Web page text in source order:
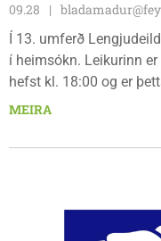
09.28
Í 13. umferð
í heimsókn. Leikurinn
hefst kl. 18:00 og er
síðan 18. júlí. Spáin
veðri og skella sér á
MEIRA